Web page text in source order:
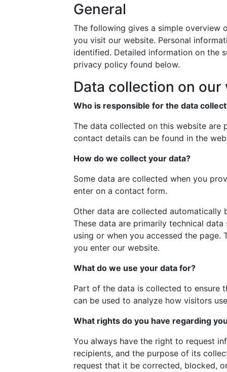
General
The following gives a simple overview
you visit our website. Personal
identified. Detailed information on the
privacy policy found below.
Data collection on our
Who is responsible for the data
The data collected on this website are
contact details can be found in the
How do we collect your data?
Some data are collected when you
enter on a contact form.
Other data are collected automatically
These data are primarily technical
using or when you accessed the
you enter our website.
What do we use your data for?
Part of the data is collected to ensure
can be used to analyze how visitors
What rights do you have regarding
You always have the right to request
recipients, and the purpose of its
request that it be corrected, blocked,